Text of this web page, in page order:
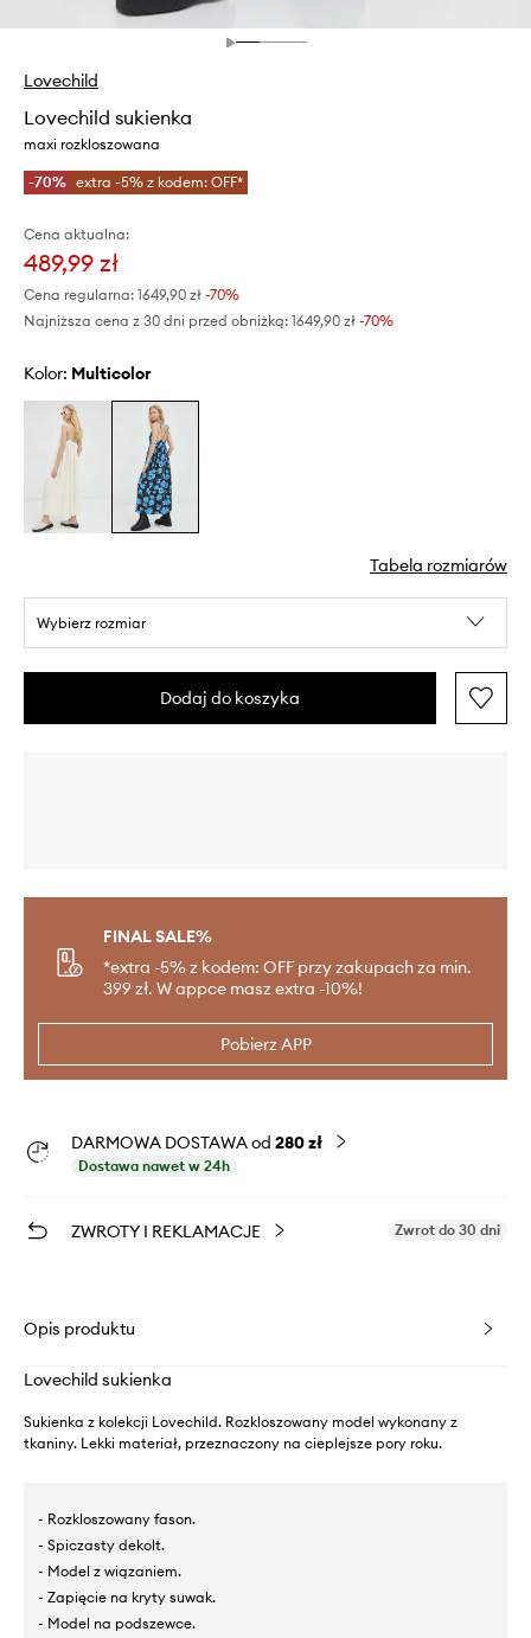
Lovechild
Lovechild sukienka
maxi rozkloszowana
-70% extra -5% z kodem: OFF*
Cena aktualna:
489,99 zł
Cena regularna: 1649,90 zł -70%
Najniższa cena z 30 dni przed obniżką: 1649,90 zł -70%
Kolor: multicolor
Tabela rozmiarów
Wybierz rozmiar
Dodaj do koszyka
FINAL SALE%
*extra -5% z kodem: OFF przy zakupach za min.
399 zł. W appce masz extra -10%!
Pobierz APP
DARMOWA DOSTAWA od 280 zł
Dostawa nawet w 24h
ZWROTY I REKLAMACJE Zwrot do 30 dni
Opis produktu
Lovechild sukienka
Sukienka z kolekcji Lovechild. Rozkloszowany model wykonany z
tkaniny. Lekki materiał, przeznaczony na cieplejsze pory roku.
- Rozkloszowany fason.
- Spiczasty dekolt.
- Model z wiązaniem.
- Zapięcie na kryty suwak.
- Model na podszewce.